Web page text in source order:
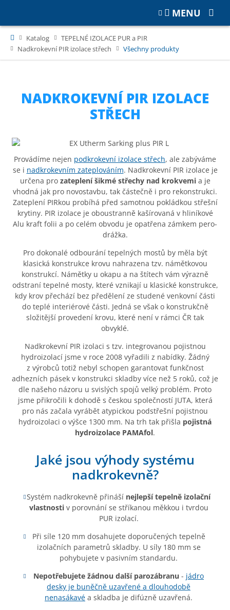
Katalog
TEPELNÉ IZOLACE PUR a PIR
Nadkrokevní PIR izolace střech
Všechny produkty
NADKROKEVNÍ PIR IZOLACE
STŘECH
Provádíme nejen podkrokevní izolace střech, ale zabýváme
se i nadkrokevním zateplováním. Nadkrokevní PIR izolace je
určena pro zateplení šikmé střechy nad krokvemia je
vhodná jak pro novostavbu, tak částečně i pro rekonstrukci.
Zateplení PIRkou probíhá před samotnou pokládkou střešní
krytiny. PIR izolace je oboustranně kašírovaná v hliníkové
Alu kraft folii a po celém obvodu je opatřena zámkem pero-
drážka.
Pro dokonalé odbourání tepelných mostů by měla být
klasická konstrukce krovu nahrazena tzv. námětkovou
konstrukcí. Námětky u okapu a na štítech vám výrazně
odstraní tepelné mosty, které vznikají u klasické konstrukce,
kdy krov přechází bez předělení ze studené venkovní části
do teplé interiérové části. Jedná se však o konstrukčně
složitější provedení krovu, které není v rámci ČR tak
obvyklé.
Nadkrokevní PIR izolaci s tzv. integrovanou pojistnou
hydroizolací jsme v roce 2008 vyřadili z nabídky. Žádný
z výrobců totiž nebyl schopen garantovat funkčnost
adhezních pásek v konstrukci skladby více než 5 roků, což je
dle našeho názoru u svislých spojů velký problém. Proto
jsme přikročili k dohodě s českou společností JUTA, která
pro nás začala vyrábět atypickou podstřešní pojistnou
hydroizolaci o výšce 1300 mm. Na trh tak přišla pojistná
hydroizolace PAMAfol.
Jaké jsou výhody systému
nadkrokevně?
Systém nadkrokevně přináší nejlepší tepelně izolační
vlastnostiv porovnání se stříkanou měkkou i tvrdou
PUR izolací.
Při síle 120 mm dosahujete doporučených tepelně
izolačních parametrů skladby. U síly 180 mm se
pohybujete v pasivním standardu.
Nepotřebujete žádnou další parozábranu - jádro
desky je buněčně uzavřené a dlouhodobě
nenasákavé a skladba je difúzně uzavřená.
MENU